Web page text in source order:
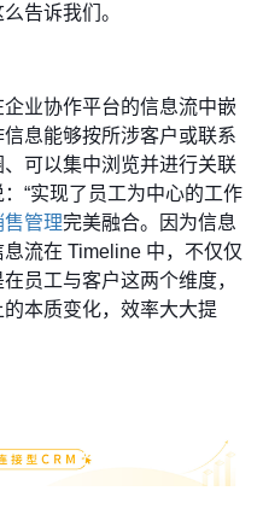
告诉我们。
业协作平台的信息流中嵌
息能够按所涉客户或联系
可以集中浏览并进行关联
“实现了员工为中心的工作
售管理完美融合。因为信息
流在 Timeline 中，不仅仅
员工与客户这两个维度，
本质变化，效率大大提